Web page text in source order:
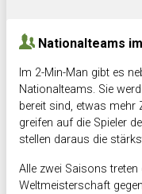
Nationalteams
Im 2-Min-Man gibt es
Nationalteams. Sie
bereit sind, etwas mehr
greifen auf die Spieler
stellen daraus die
Alle zwei Saisons
Weltmeisterschaft